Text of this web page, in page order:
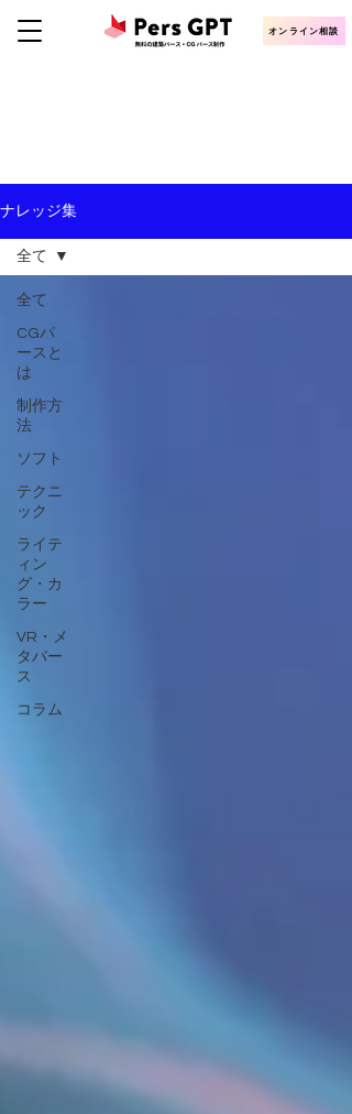
オンライン相談
ナレッジ集
全て
CGパ
ースと
は
制作方
法
ソフト
テクニ
ック
ライテ
ィン
グ・カ
ラー
VR・メ
タバー
ス
コラム
全て